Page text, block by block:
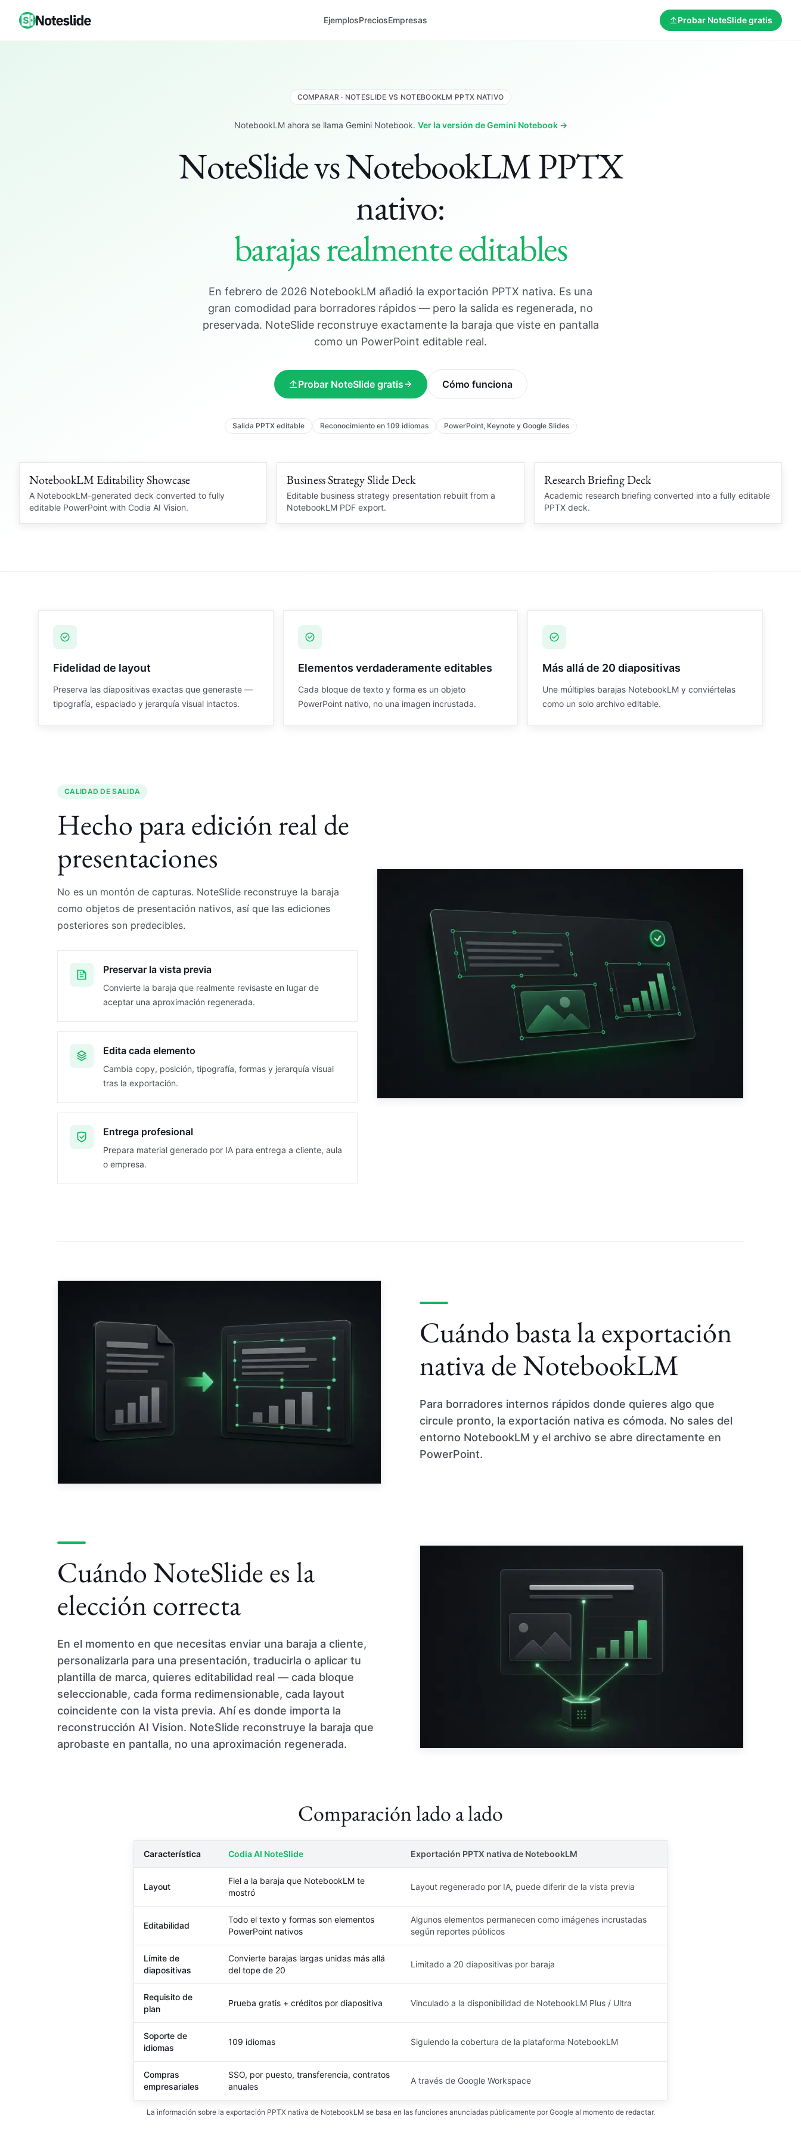
EjemplosPreciosEmpresas Probar NoteSlide gratis
COMPARAR · NOTESLIDE VS NOTEBOOKLM PPTX NATIVO
NotebookLM ahora se llama Gemini Notebook. Ver la versión de Gemini Notebook →
NoteSlide vs NotebookLM PPTX
nativo:
barajas realmente editables
En febrero de 2026 NotebookLM añadió la exportación PPTX nativa. Es una
gran comodidad para borradores rápidos — pero la salida es regenerada, no
preservada. NoteSlide reconstruye exactamente la baraja que viste en pantalla
como un PowerPoint editable real.
Probar NoteSlide gratis Cómo funciona
Salida PPTX editable Reconocimiento en 109 idiomas PowerPoint, Keynote y Google Slides
NOTEBOOKLM PDF
NotebookLM Editability Showcase
A NotebookLM-generated deck converted to fully
editable PowerPoint with Codia AI Vision.
STRATEGY DECK
Market insight
Business Strategy Slide Deck
Editable business strategy presentation rebuilt from a
NotebookLM PDF export.
RESEARCH BRIEF
Citation notes and diagrams rebuilt
Research Briefing Deck
Academic research briefing converted into a fully editable
PPTX deck.
Fidelidad de layout
Preserva las diapositivas exactas que generaste —
tipografía, espaciado y jerarquía visual intactos.
Elementos verdaderamente editables
Cada bloque de texto y forma es un objeto
PowerPoint nativo, no una imagen incrustada.
Más allá de 20 diapositivas
Une múltiples barajas NotebookLM y conviértelas
como un solo archivo editable.
CALIDAD DE SALIDA
Hecho para edición real de
presentaciones
No es un montón de capturas. NoteSlide reconstruye la baraja
como objetos de presentación nativos, así que las ediciones
posteriores son predecibles.
Preservar la vista previa
Convierte la baraja que realmente revisaste en lugar de
aceptar una aproximación regenerada.
Edita cada elemento
Cambia copy, posición, tipografía, formas y jerarquía visual
tras la exportación.
Entrega profesional
Prepara material generado por IA para entrega a cliente, aula
o empresa.
Cuándo basta la exportación
nativa de NotebookLM
Para borradores internos rápidos donde quieres algo que
circule pronto, la exportación nativa es cómoda. No sales del
entorno NotebookLM y el archivo se abre directamente en
PowerPoint.
Cuándo NoteSlide es la
elección correcta
En el momento en que necesitas enviar una baraja a cliente,
personalizarla para una presentación, traducirla o aplicar tu
plantilla de marca, quieres editabilidad real — cada bloque
seleccionable, cada forma redimensionable, cada layout
coincidente con la vista previa. Ahí es donde importa la
reconstrucción AI Vision. NoteSlide reconstruye la baraja que
aprobaste en pantalla, no una aproximación regenerada.
Comparación lado a lado
Característica Codia AI NoteSlide Exportación PPTX nativa de NotebookLM
Layout
Fiel a la baraja que NotebookLM te
mostró
Layout regenerado por IA, puede diferir de la vista previa
Editabilidad
Todo el texto y formas son elementos
PowerPoint nativos
Algunos elementos permanecen como imágenes incrustadas
según reportes públicos
Límite de
diapositivas
Convierte barajas largas unidas más allá
del tope de 20
Limitado a 20 diapositivas por baraja
Requisito de
plan
Prueba gratis + créditos por diapositiva Vinculado a la disponibilidad de NotebookLM Plus / Ultra
Soporte de
idiomas
109 idiomas Siguiendo la cobertura de la plataforma NotebookLM
Compras
empresariales
SSO, por puesto, transferencia, contratos
anuales
A través de Google Workspace
La información sobre la exportación PPTX nativa de NotebookLM se basa en las funciones anunciadas públicamente por Google al momento de redactar.